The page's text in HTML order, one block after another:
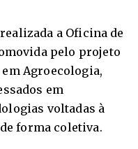
a Oficina de
pelo projeto
Agroecologia,
em
voltadas à
forma coletiva.